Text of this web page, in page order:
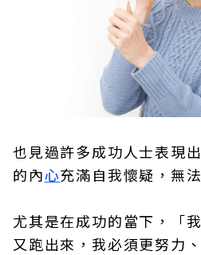
也見過許多成功人士表現
的內心充滿自我懷疑，無
尤其是在成功的當下，「
又跑出來，我必須更努力